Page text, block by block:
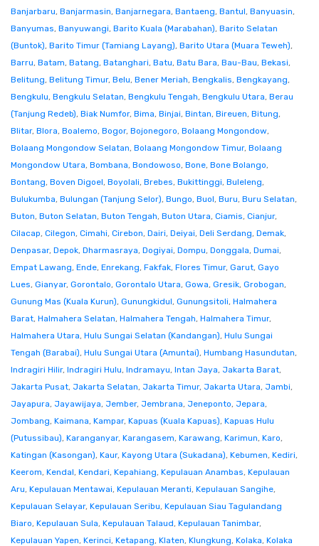
Banjarbaru, Banjarmasin, Banjarnegara, Bantaeng, Bantul, Banyuasin,
Banyumas, Banyuwangi, Barito Kuala (Marabahan), Barito Selatan
(Buntok), Barito Timur (Tamiang Layang), Barito Utara (Muara Teweh),
Barru, Batam, Batang, Batanghari, Batu, Batu Bara, Bau-Bau, Bekasi,
Belitung, Belitung Timur, Belu, Bener Meriah, Bengkalis, Bengkayang,
Bengkulu, Bengkulu Selatan, Bengkulu Tengah, Bengkulu Utara, Berau
(Tanjung Redeb), Biak Numfor, Bima, Binjai, Bintan, Bireuen, Bitung,
Blitar, Blora, Boalemo, Bogor, Bojonegoro, Bolaang Mongondow,
Bolaang Mongondow Selatan, Bolaang Mongondow Timur, Bolaang
Mongondow Utara, Bombana, Bondowoso, Bone, Bone Bolango,
Bontang, Boven Digoel, Boyolali, Brebes, Bukittinggi, Buleleng,
Bulukumba, Bulungan (Tanjung Selor), Bungo, Buol, Buru, Buru Selatan,
Buton, Buton Selatan, Buton Tengah, Buton Utara, Ciamis, Cianjur,
Cilacap, Cilegon, Cimahi, Cirebon, Dairi, Deiyai, Deli Serdang, Demak,
Denpasar, Depok, Dharmasraya, Dogiyai, Dompu, Donggala, Dumai,
Empat Lawang, Ende, Enrekang, Fakfak, Flores Timur, Garut, Gayo
Lues, Gianyar, Gorontalo, Gorontalo Utara, Gowa, Gresik, Grobogan,
Gunung Mas (Kuala Kurun), Gunungkidul, Gunungsitoli, Halmahera
Barat, Halmahera Selatan, Halmahera Tengah, Halmahera Timur,
Halmahera Utara, Hulu Sungai Selatan (Kandangan), Hulu Sungai
Tengah (Barabai), Hulu Sungai Utara (Amuntai), Humbang Hasundutan,
Indragiri Hilir, Indragiri Hulu, Indramayu, Intan Jaya, Jakarta Barat,
Jakarta Pusat, Jakarta Selatan, Jakarta Timur, Jakarta Utara, Jambi,
Jayapura, Jayawijaya, Jember, Jembrana, Jeneponto, Jepara,
Jombang, Kaimana, Kampar, Kapuas (Kuala Kapuas), Kapuas Hulu
(Putussibau), Karanganyar, Karangasem, Karawang, Karimun, Karo,
Katingan (Kasongan), Kaur, Kayong Utara (Sukadana), Kebumen, Kediri,
Keerom, Kendal, Kendari, Kepahiang, Kepulauan Anambas, Kepulauan
Aru, Kepulauan Mentawai, Kepulauan Meranti, Kepulauan Sangihe,
Kepulauan Selayar, Kepulauan Seribu, Kepulauan Siau Tagulandang
Biaro, Kepulauan Sula, Kepulauan Talaud, Kepulauan Tanimbar,
Kepulauan Yapen, Kerinci, Ketapang, Klaten, Klungkung, Kolaka, Kolaka